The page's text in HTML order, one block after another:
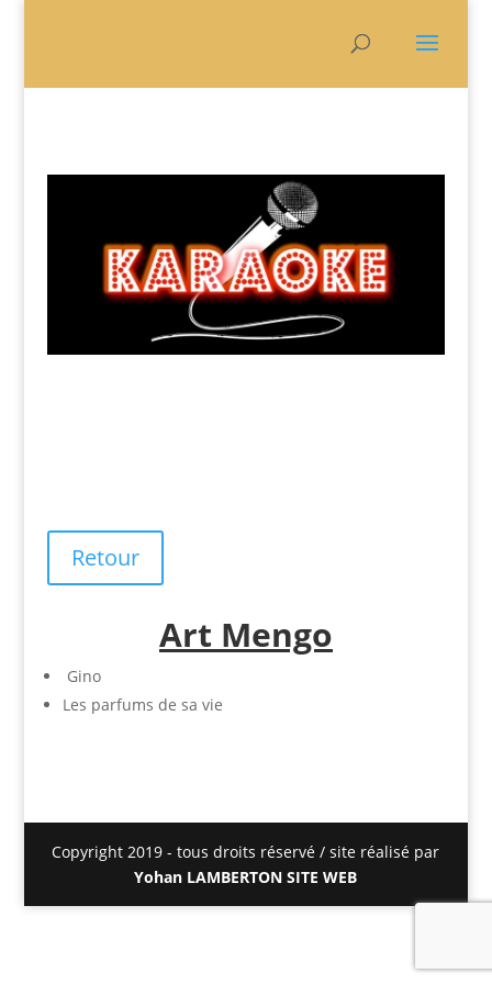
Retour
Art Mengo
Gino
Les parfums de sa vie
Copyright 2019 - tous droits réservé / site réalisé par
Yohan LAMBERTON SITE WEB